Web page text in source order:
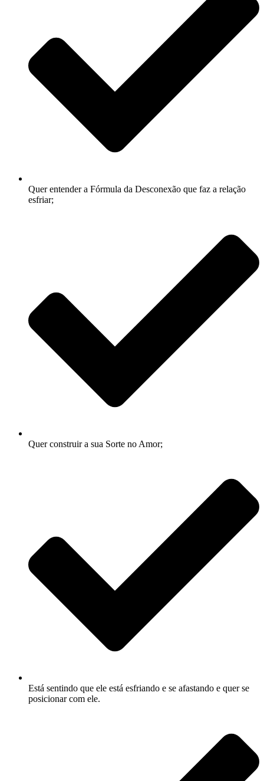
Quer entender a Fórmula da Desconexão que faz a relação
esfriar;
Quer construir a sua Sorte no Amor;
Está sentindo que ele está esfriando e se afastando e quer se
posicionar com ele.